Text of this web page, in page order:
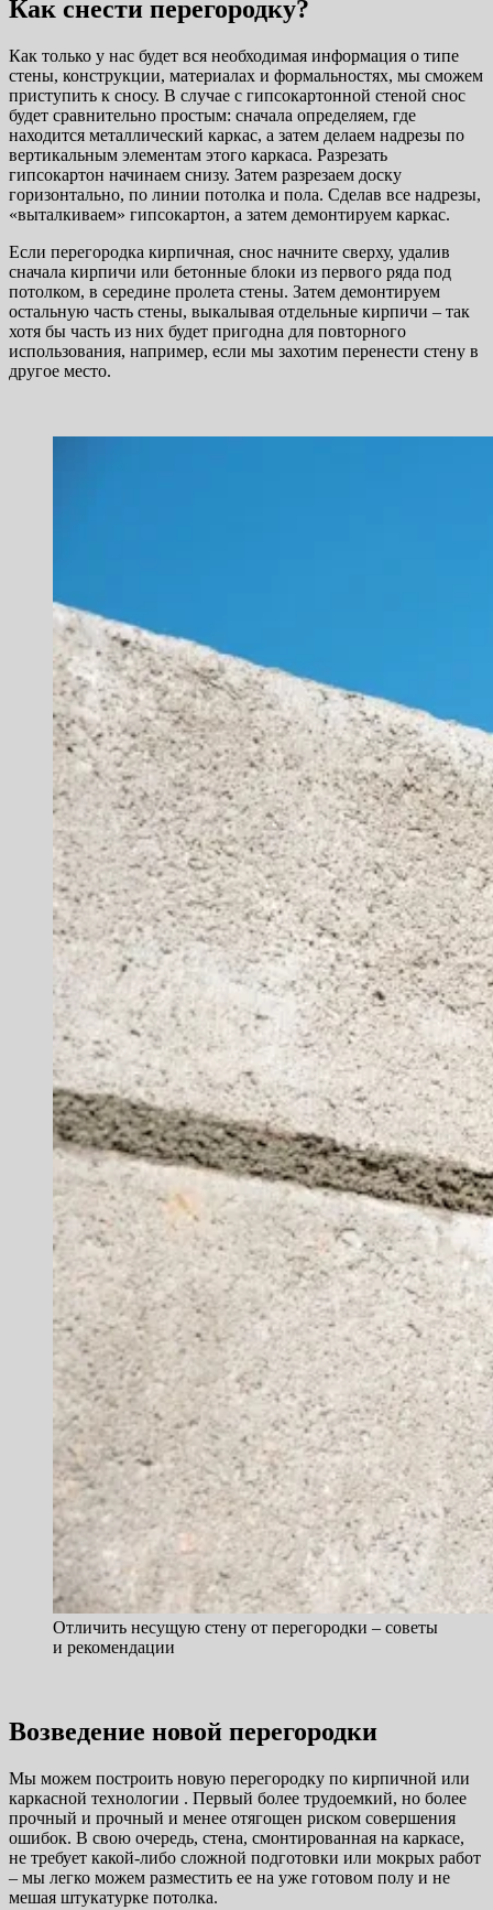
Как снести перегородку?
Как только у нас будет вся необходимая информация о типе
стены, конструкции, материалах и формальностях, мы сможем
приступить к сносу. В случае с гипсокартонной стеной снос
будет сравнительно простым: сначала определяем, где
находится металлический каркас, а затем делаем надрезы по
вертикальным элементам этого каркаса. Разрезать
гипсокартон начинаем снизу. Затем разрезаем доску
горизонтально, по линии потолка и пола. Сделав все надрезы,
«выталкиваем» гипсокартон, а затем демонтируем каркас.
Если перегородка кирпичная, снос начните сверху, удалив
сначала кирпичи или бетонные блоки из первого ряда под
потолком, в середине пролета стены. Затем демонтируем
остальную часть стены, выкалывая отдельные кирпичи – так
хотя бы часть из них будет пригодна для повторного
использования, например, если мы захотим перенести стену в
другое место.
Отличить несущую стену от перегородки – советы
и рекомендации
Возведение новой перегородки
Мы можем построить новую перегородку по кирпичной или
каркасной технологии . Первый более трудоемкий, но более
прочный и прочный и менее отягощен риском совершения
ошибок. В свою очередь, стена, смонтированная на каркасе,
не требует какой-либо сложной подготовки или мокрых работ
– мы легко можем разместить ее на уже готовом полу и не
мешая штукатурке потолка.